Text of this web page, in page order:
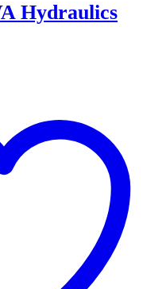
Hydraulics